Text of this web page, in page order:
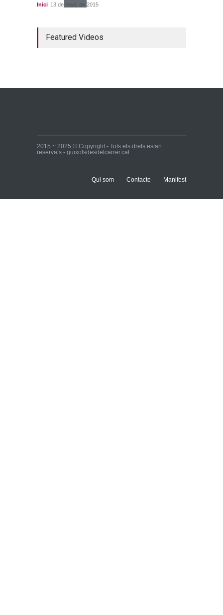
Inici 13 de març de 2015
bandes
Featured Videos
2015 ~ 2025 © Copyright - Tots els drets estan
reservats - guixolsdesdelcarrer.cat
Qui som Contacte Manifest